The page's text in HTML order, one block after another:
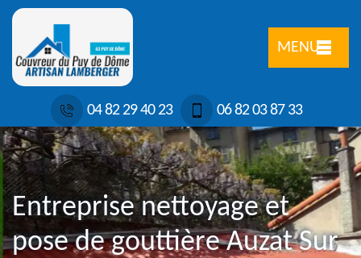
MENU
04 82 29 40 23 06 82 03 87 33
Entreprise nettoyage et
pose de gouttière Auzat Sur